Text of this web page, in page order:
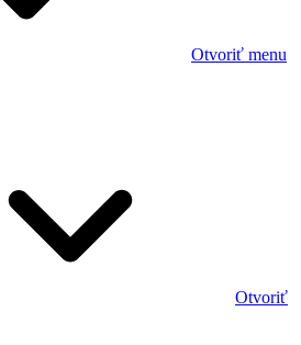
Otvoriť menu
Otvoriť